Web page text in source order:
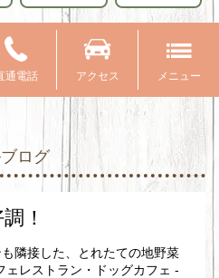
通電話 アクセス メニュー
ログ
！
隣接した、とれたての地野菜
レストラン・ドッグカフェ -